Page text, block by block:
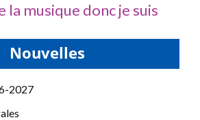
la musique donc je suis
Nouvelles
2027